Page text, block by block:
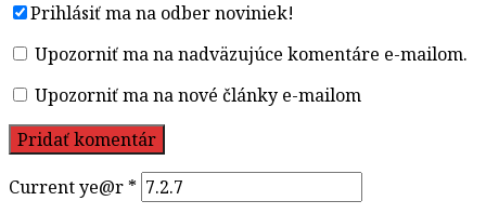
Prihlásiť ma na odber noviniek!
Upozorniť ma na nadväzujúce komentáre e-mailom.
Upozorniť ma na nové články e-mailom
Current ye@r *